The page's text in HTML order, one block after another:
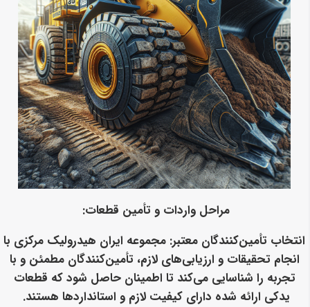
مراحل واردات و تأمین قطعات:
انتخاب تأمین‌کنندگان معتبر: مجموعه ایران هیدرولیک مرکزی با
انجام تحقیقات و ارزیابی‌های لازم، تأمین‌کنندگان مطمئن و با
تجربه را شناسایی می‌کند تا اطمینان حاصل شود که قطعات
یدکی ارائه شده دارای کیفیت لازم و استانداردها هستند.